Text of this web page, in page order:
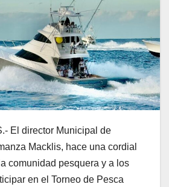
El director Municipal de
Macklis, hace una cordial
comunidad pesquera y a los
en el Torneo de Pesca